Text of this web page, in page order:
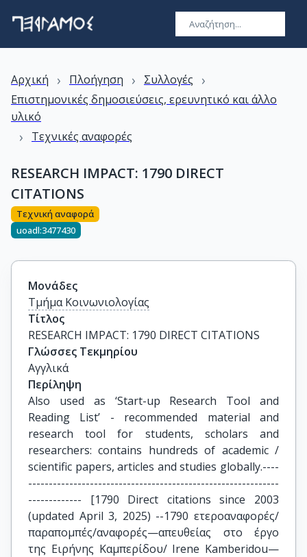
Αρχική › Πλοήγηση › Συλλογές ›
Επιστημονικές δημοσιεύσεις, ερευνητικό και άλλο
υλικό
› Τεχνικές αναφορές
RESEARCH IMPACT: 1790 DIRECT
CITATIONS
Τεχνική αναφορά
uoadl:3477430
Μονάδες
Τμήμα Κοινωνιολογίας
Τίτλος
RESEARCH IMPACT: 1790 DIRECT CITATIONS
Γλώσσες Τεκμηρίου
Αγγλικά
Περίληψη
Also used as ‘Start-up Research Tool and
Reading List’ - recommended material and
research tool for students, scholars and
researchers: contains hundreds of academic /
scientific papers, articles and studies globally.----
-------------------------------------------------------------
------------- [1790 Direct citations since 2003
(updated April 3, 2025) --1790 ετεροαναφορές/
παραπομπές/αναφορές—απευθείας στο έργο
της Ειρήνης Καμπερίδου/ Irene Kamberidou—